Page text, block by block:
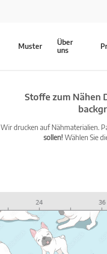
Muster
Über
uns
Stoffe zum Nähen
Wir drucken auf Nähmaterialien.
sollen! Wählen Sie